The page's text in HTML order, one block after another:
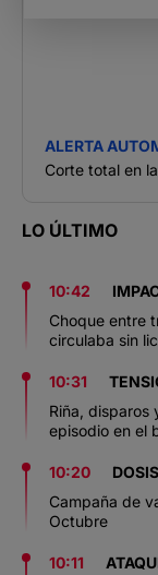
ALERTA
Corte total en
LO ÚLTIMO
10:42
Choque entre
circulaba sin
10:31
Riña, disparos
episodio en el
10:20
Campaña de
Octubre
10:11